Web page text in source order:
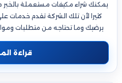
يمكنك شراء مكيفات مستعملة بالخبر
كثيرا لأن تلك الشركة تقدم خدمات
يرضيك وما تحتاجه من متطلبات
قراءة